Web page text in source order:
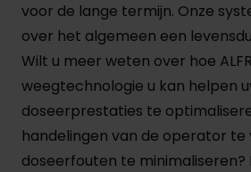
voor de lange termijn. Onze
over het algemeen een
Wilt u meer weten over hoe
weegtechnologie u kan helpen
doseerprestaties te
handelingen van de operator
doseerfouten te minimaliseren?